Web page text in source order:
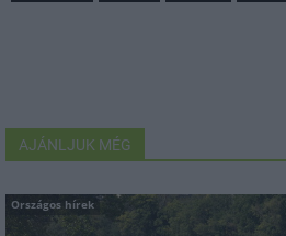
AJÁNLJUK MÉG
Országos hírek